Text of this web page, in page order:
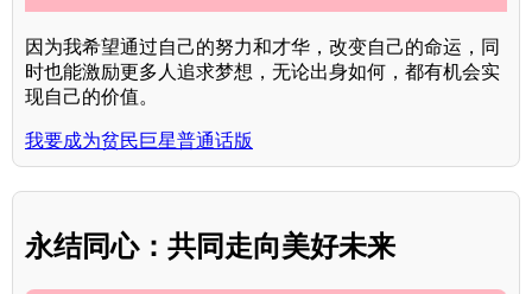
因为我希望通过自己的努力和才华，改变自己的命运，同
时也能激励更多人追求梦想，无论出身如何，都有机会实
现自己的价值。
我要成为贫民巨星普通话版
永结同心：共同走向美好未来